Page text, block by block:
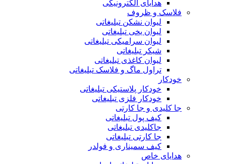
هدایای الکترونیکی
فلاسک و ظروف
لیوان نشکن تبلیغاتی
لیوان یخی تبلیغاتی
لیوان سرامیکی تبلیغاتی
شیکر تبلیغاتی
لیوان کاغذی تبلیغاتی
تراول ماگ و فلاسک تبلیغاتی
خودکار
خودکار پلاستیکی تبلیغاتی
خودکار فلزی تبلیغاتی
جا کلیدی و جا کارتی
کیف پول تبلیغاتی
جاکلیدی تبلیغاتی
جا کارتی تبلیغاتی
کیف سمیناری و فولدر
هدایای خاص